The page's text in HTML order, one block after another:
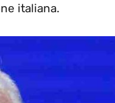
italiana.